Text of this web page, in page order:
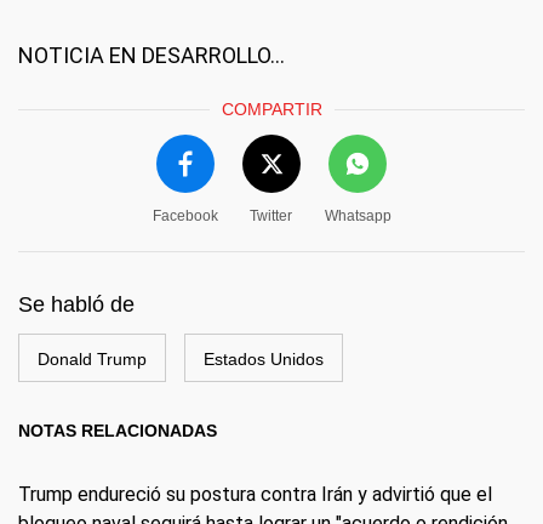
NOTICIA EN DESARROLLO...
COMPARTIR
Facebook Twitter Whatsapp
Se habló de
Donald Trump Estados Unidos
NOTAS RELACIONADAS
Trump endureció su postura contra Irán y advirtió que el